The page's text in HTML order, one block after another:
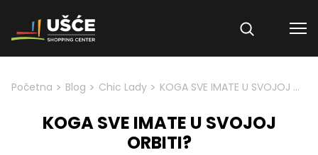
Skip to content
Početna > Blog > Chic Lady > KOGA SVE IMATE U SVOJOJ ORBITI?
KOGA SVE IMATE U SVOJOJ
ORBITI?